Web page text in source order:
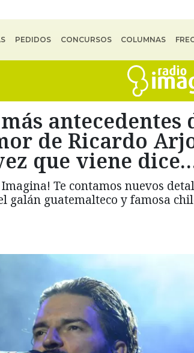
PEDIDOS CONCURSOS COLUMNAS
antecedentes
de Ricardo
que viene
Te contamos nuevos
galán guatemalteco y famosa